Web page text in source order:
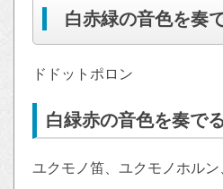
白赤緑の音色を奏
ドドットポロン
白緑赤の音色を奏で
ユクモノ笛、ユクモノホル